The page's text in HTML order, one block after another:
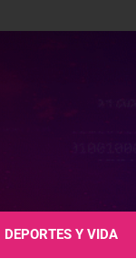
DEPORTES Y VIDA